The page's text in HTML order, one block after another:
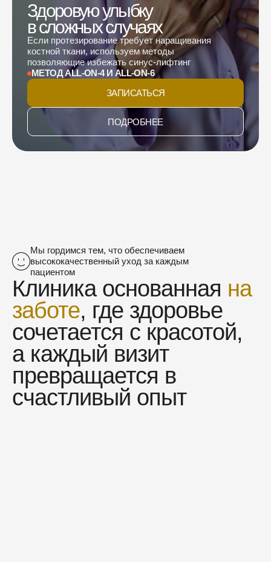
Здоровую улыбку
в сложных случаях
Если протезирование требует наращивания
костной ткани, используем методы
позволяющие избежать синус-лифтинг
МЕТОД ALL-ON-4 И ALL-ON-6
ЗАПИСАТЬСЯ
ПОДРОБНЕЕ
Мы гордимся тем, что обеспечиваем
высококачественный уход за каждым
пациентом
Клиника основанная на
заботе, где здоровье
сочетается с красотой,
а каждый визит
превращается в
счастливый опыт